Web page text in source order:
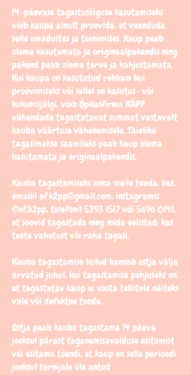
14-päevase tagastusõiguse kasutamiseks
võib kaupa ainult proovida, et veenduda
selle omadustes ja toimimises. Kaup peab
olema kasutamata ja originaalpakendis ning
pakend peab olema terve ja kahjustamata.
Kui kaupa on kasutatud rohkem kui
proovimiseks või sellel on kasutus- või
kulumisjälgi, võib Õpilasfirma KÄPP
vähendada tagastatavat summat vastavalt
kauba väärtuse vähenemisele. Täieliku
tagasimakse saamiseks peab kaup olema
kasutamata ja originaalpakendis.
Kauba tagastamiseks anna meile teada, kas,
emailil of.k2pp@gmail.com, instagramis
@of.k2pp, telefonil 5393 1517või 5696 0141,
et soovid tagastada ning mida eelistad: kas
toote vahetust või raha tagasi.
Kauba tagastamise kulud kannab ostja välja
arvatud juhul, kui tagastamise põhjuseks on,
et tagastatav kaup ei vasta tellitule näiteks
vale või defektne toode.
Ostja peab kauba tagastama 14 päeva
jooksul pärast taganemisavalduse esitamist
või esitama tõendi, et kaup on selle perioodi
jooksul tarnijale üle antud